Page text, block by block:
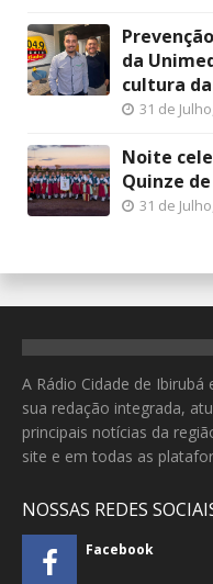
da
cultura
31 de
Noite
Quinze
31 de
A Rádio Cidade de Ibirubá
sua redação integrada,
principais notícias da
site e em todas as
NOSSAS REDES
Facebook